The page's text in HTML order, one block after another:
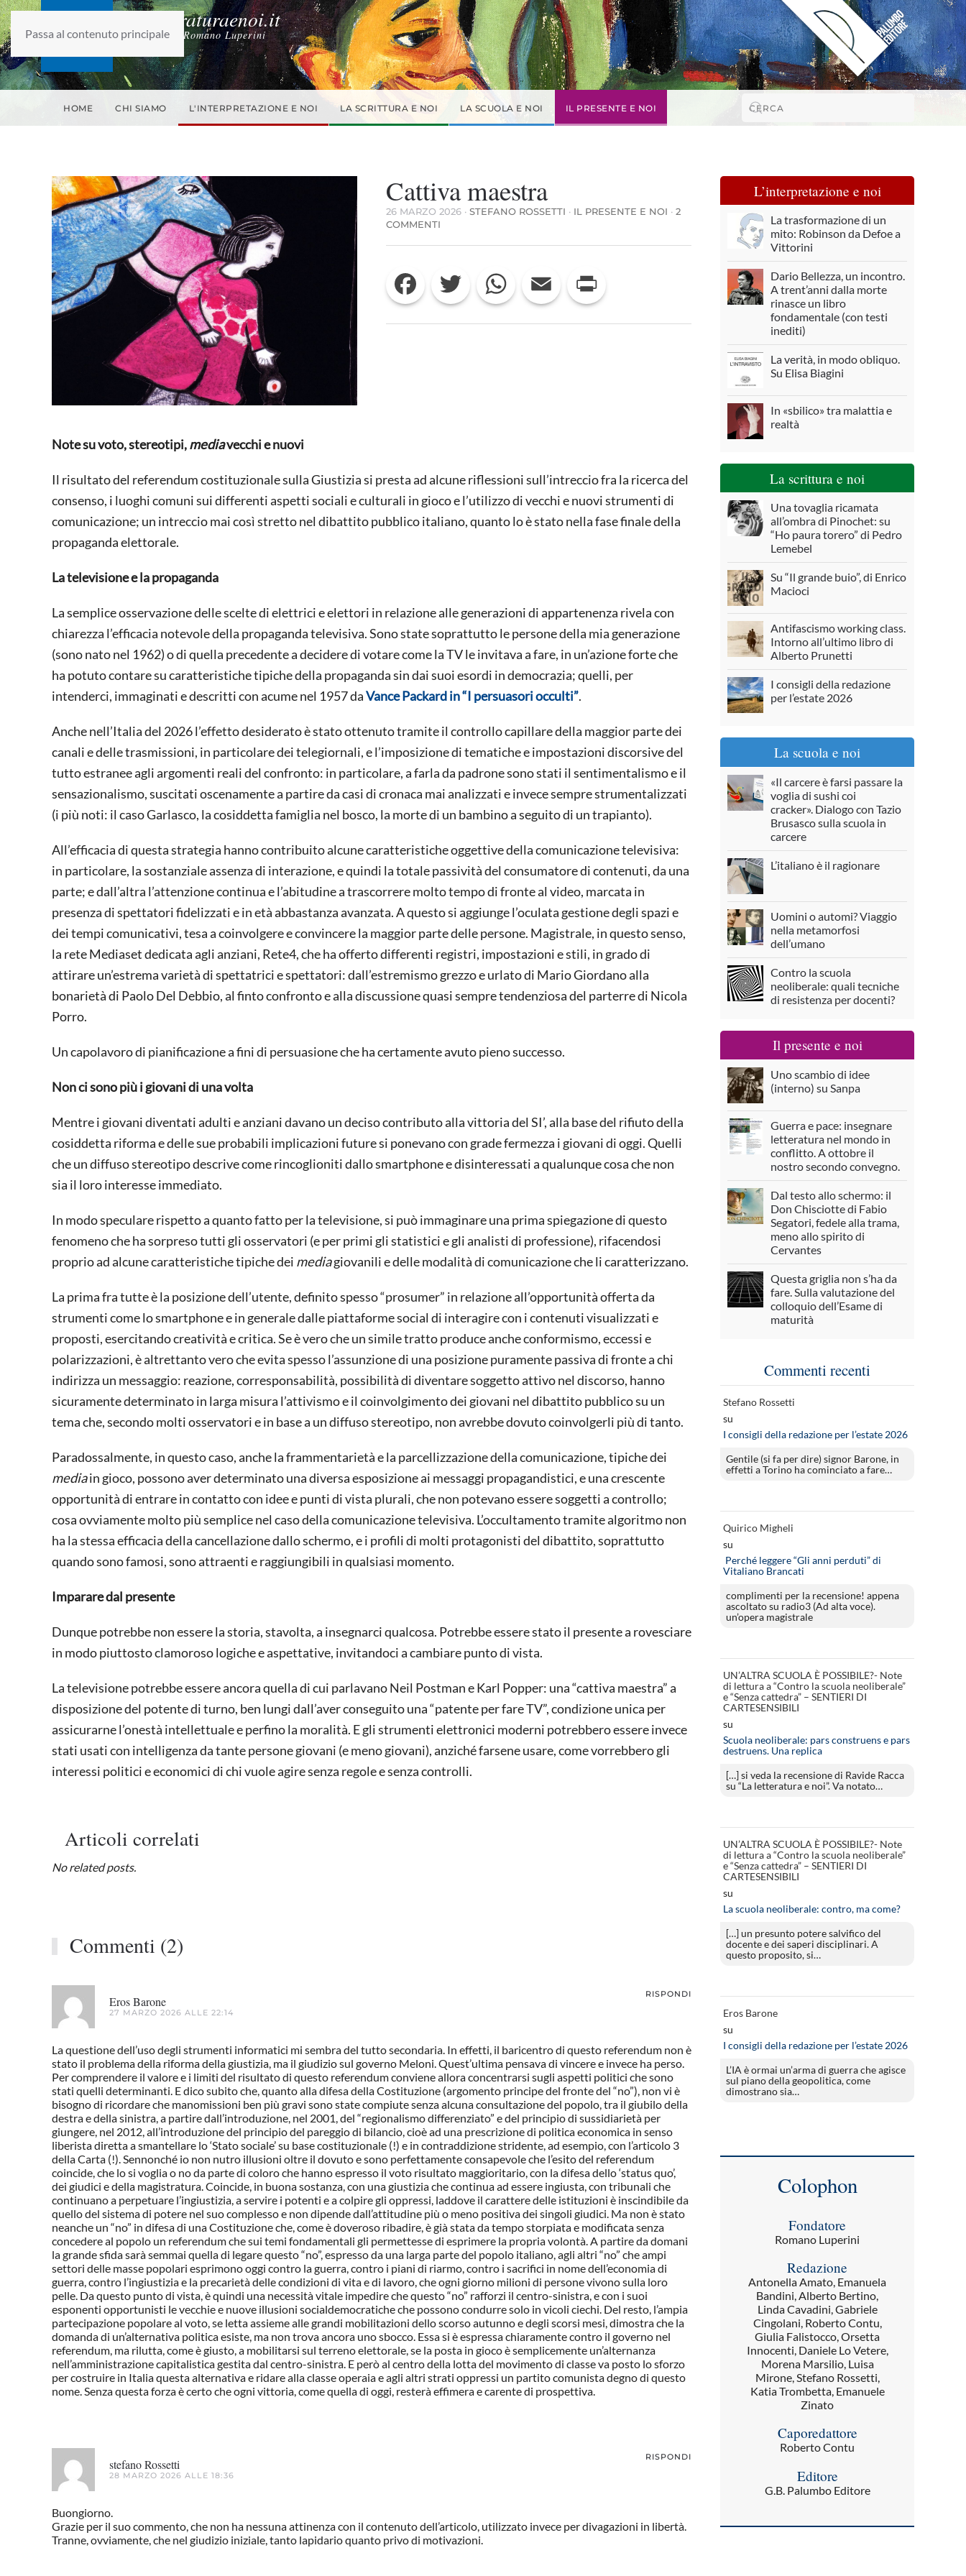
Passa al contenuto principale
laletteraturaenoi.it
fondato da Romano Luperini
HOME CHI SIAMO L'INTERPRETAZIONE E NOI LA SCRITTURA E NOI LA SCUOLA E NOI IL PRESENTE E NOI
Cattiva maestra
26 MARZO 2026 · STEFANO ROSSETTI · IL PRESENTE E NOI · 2
COMMENTI
MAESTRA
Facebook Twitter WhatsApp Email
Note su voto, stereotipi,mediavecchi e nuovi
Il risultato del referendum costituzionale sulla Giustizia si presta ad alcune riflessioni sull’intreccio fra la ricerca del
consenso, i luoghi comuni sui differenti aspetti sociali e culturali in gioco e l’utilizzo di vecchi e nuovi strumenti di
comunicazione; un intreccio mai così stretto nel dibattito pubblico italiano, quanto lo è stato nella fase finale della
propaganda elettorale.
La televisione e la propaganda
La semplice osservazione delle scelte di elettrici e elettori in relazione alle generazioni di appartenenza rivela con
chiarezza l’efficacia notevole della propaganda televisiva. Sono state soprattutto le persone della mia generazione
(sono nato nel 1962) o di quella precedente a decidere di votare come la TV le invitava a fare, in un’azione forte che
ha potuto contare su caratteristiche tipiche della propaganda sin dai suoi esordi in democrazia; quelli, per
intenderci, immaginati e descritti con acume nel 1957 daVance Packard in “I persuasori occulti”.
Anche nell’Italia del 2026 l’effetto desiderato è stato ottenuto tramite il controllo capillare della maggior parte dei
canali e delle trasmissioni, in particolare dei telegiornali, e l’imposizione di tematiche e impostazioni discorsive del
tutto estranee agli argomenti reali del confronto: in particolare, a farla da padrone sono stati il sentimentalismo e il
sensazionalismo, suscitati oscenamente a partire da casi di cronaca mai analizzati e invece sempre strumentalizzati
(i più noti: il caso Garlasco, la cosiddetta famiglia nel bosco, la morte di un bambino a seguito di un trapianto).
All’efficacia di questa strategia hanno contribuito alcune caratteristiche oggettive della comunicazione televisiva:
in particolare, la sostanziale assenza di interazione, e quindi la totale passività del consumatore di contenuti, da una
parte; e dall’altra l’attenzione continua e l’abitudine a trascorrere molto tempo di fronte al video, marcata in
presenza di spettatori fidelizzati e in età abbastanza avanzata. A questo si aggiunge l’oculata gestione degli spazi e
dei tempi comunicativi, tesa a coinvolgere e convincere la maggior parte delle persone. Magistrale, in questo senso,
la rete Mediaset dedicata agli anziani, Rete4, che ha offerto differenti registri, impostazioni e stili, in grado di
attirare un’estrema varietà di spettatrici e spettatori: dall’estremismo grezzo e urlato di Mario Giordano alla
bonarietà di Paolo Del Debbio, al finto confronto e alla discussione quasi sempre tendenziosa del parterre di Nicola
Porro.
Un capolavoro di pianificazione a fini di persuasione che ha certamente avuto pieno successo.
Non ci sono più i giovani di una volta
Mentre i giovani diventati adulti e anziani davano un deciso contributo alla vittoria del SI’, alla base del rifiuto della
cosiddetta riforma e delle sue probabili implicazioni future si ponevano con grade fermezza i giovani di oggi. Quelli
che un diffuso stereotipo descrive come rincoglioniti dallo smartphone e disinteressati a qualunque cosa che non
sia il loro interesse immediato.
In modo speculare rispetto a quanto fatto per la televisione, si può immaginare una prima spiegazione di questo
fenomeno che ha sorpreso tutti gli osservatori (e per primi gli statistici e gli analisti di professione), rifacendosi
proprio ad alcune caratteristiche tipiche dei mediagiovanili e delle modalità di comunicazione che li caratterizzano.
La prima fra tutte è la posizione dell’utente, definito spesso “prosumer” in relazione all’opportunità offerta da
strumenti come lo smartphone e in generale dalle piattaforme social di interagire con i contenuti visualizzati e
proposti, esercitando creatività e critica. Se è vero che un simile tratto produce anche conformismo, eccessi e
polarizzazioni, è altrettanto vero che evita spesso l’assunzione di una posizione puramente passiva di fronte a chi
indirizza un messaggio: reazione, corresponsabilità, possibilità di diventare soggetto attivo nel discorso, hanno
sicuramente determinato in larga misura l’attivismo e il coinvolgimento dei giovani nel dibattito pubblico su un
tema che, secondo molti osservatori e in base a un diffuso stereotipo, non avrebbe dovuto coinvolgerli più di tanto.
Paradossalmente, in questo caso, anche la frammentarietà e la parcellizzazione della comunicazione, tipiche dei
mediain gioco, possono aver determinato una diversa esposizione ai messaggi propagandistici, e una crescente
opportunità di entrare in contatto con idee e punti di vista plurali, che non potevano essere soggetti a controllo;
cosa ovviamente molto più semplice nel caso della comunicazione televisiva. L’occultamento tramite algoritmo non
ha la stessa efficacia della cancellazione dallo schermo, e i profili di molti protagonisti del dibattito, soprattutto
quando sono famosi, sono attraenti e raggiungibili in qualsiasi momento.
Imparare dal presente
Dunque potrebbe non essere la storia, stavolta, a insegnarci qualcosa. Potrebbe essere stato il presente a rovesciare
in modo piuttosto clamoroso logiche e aspettative, invitandoci a cambiare punto di vista.
La televisione potrebbe essere ancora quella di cui parlavano Neil Postman e Karl Popper: una “cattiva maestra” a
disposizione del potente di turno, ben lungi dall’aver conseguito una “patente per fare TV”, condizione unica per
assicurarne l’onestà intellettuale e perfino la moralità. E gli strumenti elettronici moderni potrebbero essere invece
stati usati con intelligenza da tante persone giovani (e meno giovani), anziché farsene usare, come vorrebbero gli
interessi politici e economici di chi vuole agire senza regole e senza controlli.
Articoli correlati
No related posts.
Commenti (2)
Eros Barone
27 MARZO 2026 ALLE 22:14
RISPONDI
La questione dell’uso degli strumenti informatici mi sembra del tutto secondaria. In effetti, il baricentro di questo referendum non è
stato il problema della riforma della giustizia, ma il giudizio sul governo Meloni. Quest’ultima pensava di vincere e invece ha perso.
Per comprendere il valore e i limiti del risultato di questo referendum conviene allora concentrarsi sugli aspetti politici che sono
stati quelli determinanti. E dico subito che, quanto alla difesa della Costituzione (argomento principe del fronte del “no”), non vi è
bisogno di ricordare che manomissioni ben più gravi sono state compiute senza alcuna consultazione del popolo, tra il giubilo della
destra e della sinistra, a partire dall’introduzione, nel 2001, del “regionalismo differenziato” e del principio di sussidiarietà per
giungere, nel 2012, all’introduzione del principio del pareggio di bilancio, cioè ad una prescrizione di politica economica in senso
liberista diretta a smantellare lo ‘Stato sociale’ su base costituzionale (!) e in contraddizione stridente, ad esempio, con l’articolo 3
della Carta (!). Sennonché io non nutro illusioni oltre il dovuto e sono perfettamente consapevole che l’esito del referendum
coincide, che lo si voglia o no da parte di coloro che hanno espresso il voto risultato maggioritario, con la difesa dello ‘status quo’,
dei giudici e della magistratura. Coincide, in buona sostanza, con una giustizia che continua ad essere ingiusta, con tribunali che
continuano a perpetuare l’ingiustizia, a servire i potenti e a colpire gli oppressi, laddove il carattere delle istituzioni è inscindibile da
quello del sistema di potere nel suo complesso e non dipende dall’attitudine più o meno positiva dei singoli giudici. Ma non è stato
neanche un “no” in difesa di una Costituzione che, come è doveroso ribadire, è già stata da tempo storpiata e modificata senza
concedere al popolo un referendum che sui temi fondamentali gli permettesse di esprimere la propria volontà. A partire da domani
la grande sfida sarà semmai quella di legare questo “no”, espresso da una larga parte del popolo italiano, agli altri “no” che ampi
settori delle masse popolari esprimono oggi contro la guerra, contro i piani di riarmo, contro i sacrifici in nome dell’economia di
guerra, contro l’ingiustizia e la precarietà delle condizioni di vita e di lavoro, che ogni giorno milioni di persone vivono sulla loro
pelle. Da questo punto di vista, è quindi una necessità vitale impedire che questo “no” rafforzi il centro-sinistra, e con i suoi
esponenti opportunisti le vecchie e nuove illusioni socialdemocratiche che possono condurre solo in vicoli ciechi. Del resto, l’ampia
partecipazione popolare al voto, se letta assieme alle grandi mobilitazioni dello scorso autunno e degli scorsi mesi, dimostra che la
domanda di un’alternativa politica esiste, ma non trova ancora uno sbocco. Essa si è espressa chiaramente contro il governo nel
referendum, ma rilutta, come è giusto, a mobilitarsi sul terreno elettorale, se la posta in gioco è semplicemente un’alternanza
nell’amministrazione capitalistica gestita dal centro-sinistra. E però al centro della lotta del movimento di classe va posto lo sforzo
per costruire in Italia questa alternativa e ridare alla classe operaia e agli altri strati oppressi un partito comunista degno di questo
nome. Senza questa forza è certo che ogni vittoria, come quella di oggi, resterà effimera e carente di prospettiva.
stefano Rossetti
28 MARZO 2026 ALLE 18:36
RISPONDI
Buongiorno.
Grazie per il suo commento, che non ha nessuna attinenza con il contenuto dell’articolo, utilizzato invece per divagazioni in libertà.
Tranne, ovviamente, che nel giudizio iniziale, tanto lapidario quanto privo di motivazioni.
L’interpretazione e noi
La trasformazione di un
mito: Robinson da Defoe a
Vittorini
Dario Bellezza, un incontro.
A trent’anni dalla morte
rinasce un libro
fondamentale (con testi
inediti)
La verità, in modo obliquo.
Su Elisa Biagini
In «sbilico» tra malattia e
realtà
La scrittura e noi
Una tovaglia ricamata
all’ombra di Pinochet: su
“Ho paura torero” di Pedro
Lemebel
Su “Il grande buio”, di Enrico
Macioci
Antifascismo working class.
Intorno all’ultimo libro di
Alberto Prunetti
I consigli della redazione
per l’estate 2026
La scuola e noi
«Il carcere è farsi passare la
voglia di sushi coi
cracker». Dialogo con Tazio
Brusasco sulla scuola in
carcere
L’italiano è il ragionare
Uomini o automi? Viaggio
nella metamorfosi
dell’umano
Contro la scuola
neoliberale: quali tecniche
di resistenza per docenti?
Il presente e noi
Uno scambio di idee
(interno) su Sanpa
Guerra e pace: insegnare
letteratura nel mondo in
conflitto. A ottobre il
nostro secondo convegno.
Dal testo allo schermo: il
Don Chisciotte di Fabio
Segatori, fedele alla trama,
meno allo spirito di
Cervantes
Questa griglia non s’ha da
fare. Sulla valutazione del
colloquio dell’Esame di
maturità
Commenti recenti
Stefano Rossetti
su
I consigli della redazione per l’estate 2026
Gentile (si fa per dire) signor Barone, in
effetti a Torino ha cominciato a fare…
Quirico Migheli
su
Perché leggere “Gli anni perduti” di
Vitaliano Brancati
complimenti per la recensione! appena
ascoltato su radio3 (Ad alta voce).
un’opera magistrale
UN’ALTRA SCUOLA È POSSIBILE?- Note
di lettura a “Contro la scuola neoliberale”
e “Senza cattedra” – SENTIERI DI
CARTESENSIBILI
su
Scuola neoliberale: pars construens e pars
destruens. Una replica
[…] si veda la recensione di Ravide Racca
su “La letteratura e noi”. Va notato…
UN’ALTRA SCUOLA È POSSIBILE?- Note
di lettura a “Contro la scuola neoliberale”
e “Senza cattedra” – SENTIERI DI
CARTESENSIBILI
su
La scuola neoliberale: contro, ma come?
[…] un presunto potere salvifico del
docente e dei saperi disciplinari. A
questo proposito, si…
Eros Barone
su
I consigli della redazione per l’estate 2026
L’IA è ormai un’arma di guerra che agisce
sul piano della geopolitica, come
dimostrano sia…
Colophon
Fondatore
Romano Luperini
Redazione
Antonella Amato, Emanuela
Bandini, Alberto Bertino,
Linda Cavadini, Gabriele
Cingolani, Roberto Contu,
Giulia Falistocco, Orsetta
Innocenti, Daniele Lo Vetere,
Morena Marsilio, Luisa
Mirone, Stefano Rossetti,
Katia Trombetta, Emanuele
Zinato
Caporedattore
Roberto Contu
Editore
G.B. Palumbo Editore